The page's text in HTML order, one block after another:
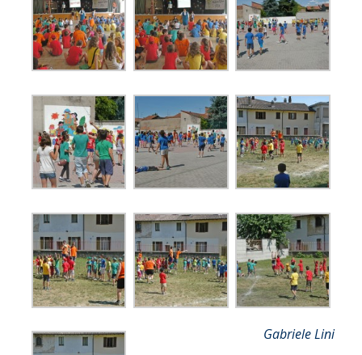
Gabriele Lini